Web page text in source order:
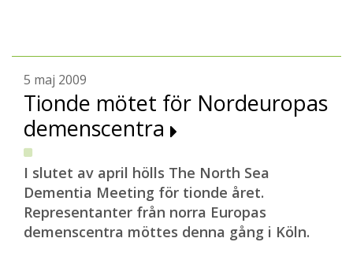
5 maj 2009
Tionde mötet för Nordeuropas
demenscentra
I slutet av april hölls The North Sea
Dementia Meeting för tionde året.
Representanter från norra Europas
demenscentra möttes denna gång i Köln.